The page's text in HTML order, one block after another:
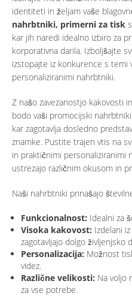
identiteti in željam vaše
nahrbtniki, primerni za tisk
kar jih naredi idealno izbiro za
korporativna darila. Izboljšajte
izstopajte iz konkurence s temi
personaliziranimi nahrbtniki.
Z našo zavezanostjo kakovosti
bodo vaši promocijski
kar zagotavlja dosledno
znamke. Pustite trajen vtis na
in praktičnimi personaliziranimi
ustrezajo različnim okusom in
Naši nahrbtniki prinašajo
Funkcionalnost: Idealni za
Visoka kakovost: Izdelani
zagotavljajo dolgo življenjsko
Personalizacija: Možnost
videz.
Različne velikosti: Na voljo
za vse potrebe.